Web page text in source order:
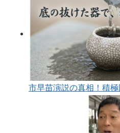
市早苗演説の真相！積極